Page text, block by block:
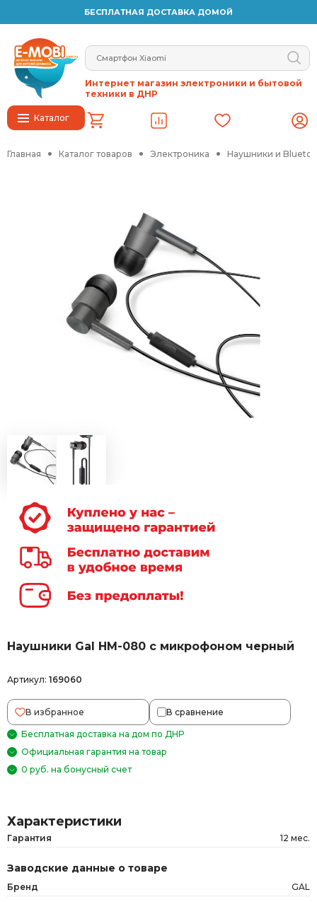
БЕСПЛАТНАЯ ДОСТАВКА ДОМОЙ
Каталог
Интернет магазин электроники и бытовой
техники в ДНР
Главная Каталог товаров Электроника Наушники и
Наушники Gal HM-080 с микрофоном черный
Артикул: 169060
В избранное В сравнение
Бесплатная доставка на дом по ДНР
Официальная гарантия на товар
0 руб. на бонусный счет
Характеристики
Гарантия 12 мес.
Заводские данные о товаре
Бренд GAL